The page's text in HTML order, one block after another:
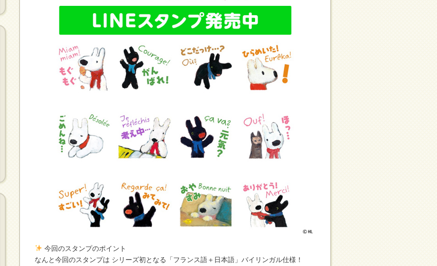
今回のスタンプのポイント
なんと今回のスタンプは シリーズ初となる「フランス語＋日本語」バイリンガル仕様！